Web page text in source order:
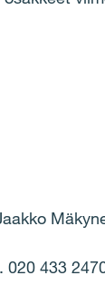
433